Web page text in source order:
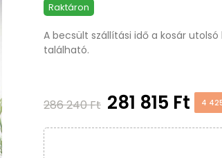
Raktáron
A becsült szállítási idő a kosár
található.
286 240 Ft 281 815 Ft 4